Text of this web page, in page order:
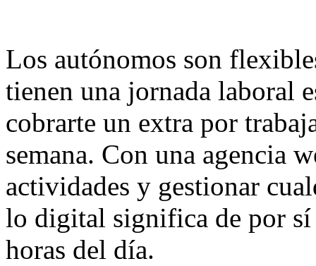
Los autónomos son
tienen una jornada laboral
cobrarte un extra por
semana. Con una agencia
actividades y gestionar
lo digital significa de por sí
horas del día.